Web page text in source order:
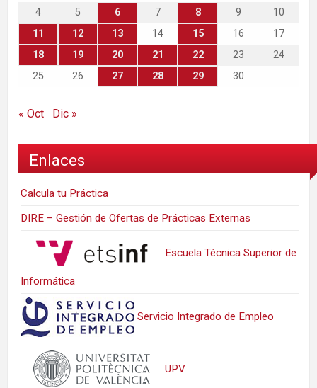
4
5 6 7 8 9
10
11
12 13 14 15 16
17
18
19 20 21 22 23
24
25
26 27 28 29 30
« Oct Dic »
Enlaces
Calcula tu Práctica
DIRE – Gestión de Ofertas de Prácticas Externas
Escuela Técnica Superior de
Informática
Servicio Integrado de Empleo
UPV